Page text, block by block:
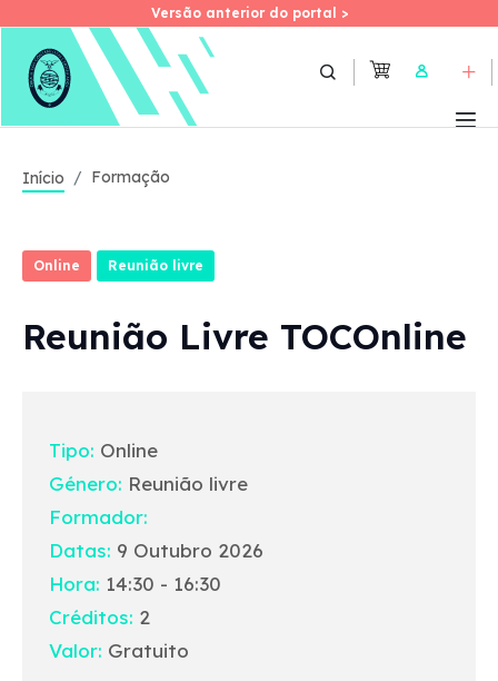
Skip
Versão anterior do portal >
Versão anterior do portal >
User
Início Formação
Online Reunião livre
Reunião Livre TOCOnline
Tipo: Online
Género: Reunião livre
Formador:
Datas: 9 Outubro 2026
Hora: 14:30 - 16:30
Créditos: 2
Valor: Gratuito